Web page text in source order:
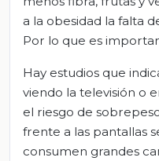
a la obesidad la falta
Por lo que es
Hay estudios que
viendo la televisión o
el riesgo de
frente a las pantallas
consumen grandes